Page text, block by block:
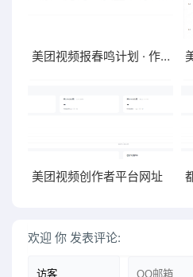
美团视频报春鸣计划 · 作者招募活动驳回显示内容质量不符合活动要求
美团视频创作者平台网址
欢迎 你 发表评论: